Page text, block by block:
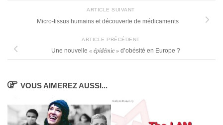
ARTICLE SUIVANT
Micro-tissus humains et découverte de médicaments
ARTICLE PRÉCÉDENT
Une nouvelle « épidémie »d’obésité en Europe ?
VOUS AIMEREZ AUSSI...